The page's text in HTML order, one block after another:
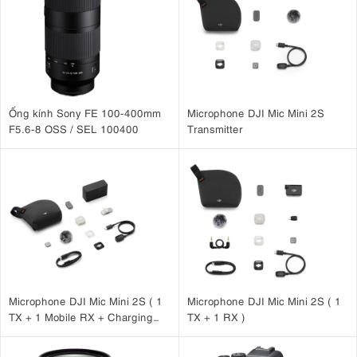
có nguồn sáng mạnh.
Khẩu độ f/1.8 và 9 lá khẩu tròn
cho hiệu ứng bokeh mịn màng, tự
sẽ có được những bức ảnh mượt mà tuyệt đẹp, ngay cả khi khép
Ống kính Sony FE 100-400mm
F5.6-8 OSS / SEL 100400
Microphone DJI Mic Mini 2S
Transmitter
Microphone DJI Mic Mini 2S ( 1
TX + 1 Mobile RX + Charging
Microphone DJI Mic Mini 2S ( 1
TX + 1 RX )